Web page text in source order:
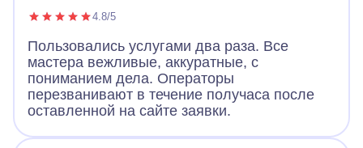
4.8/5
Пользовались услугами два раза. Все
мастера вежливые, аккуратные, с
пониманием дела. Операторы
перезванивают в течение получаса после
оставленной на сайте заявки.